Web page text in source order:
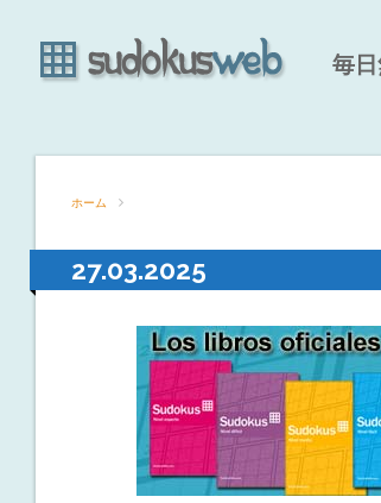
毎
ホーム
27.03.2025